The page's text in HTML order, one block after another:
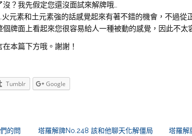
？我先假定您還沒面試來解牌哦…
素和土元素強的話感覺起來有著不錯的機會，不過從
牌面上看起來您很容易給人一種被動的感覺，因此不太
本篇下方哦。謝謝！
Tumblr Google
的問
塔羅解牌No.248 該和他聊天化解僵局
塔羅解